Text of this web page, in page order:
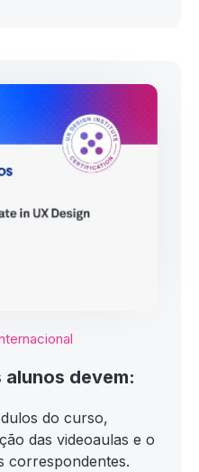
devem:
do curso,
das videoaulas e o
correspondentes.